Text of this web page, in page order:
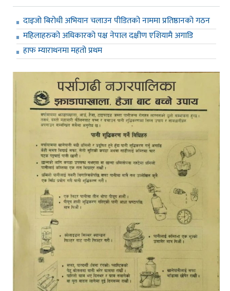
दाइजो बिरोधी अभियान चलाउन पीडितको नाममा प्रतिष्ठानको गठन
महिलाहरुको अधिकारको पक्ष नेपाल दक्षीण एशियामै अगाडि
हाफ म्याराथनमा महतो प्रथम